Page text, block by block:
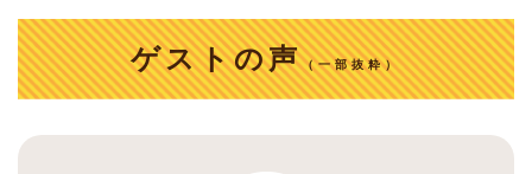
ゲストの声（一部抜粋）